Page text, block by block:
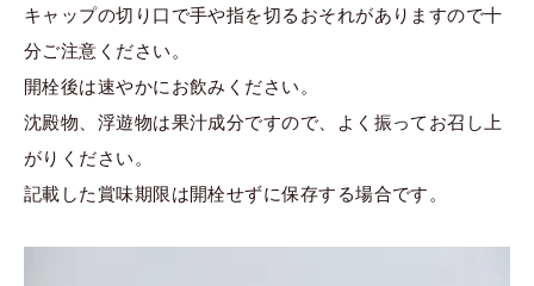
キャップの切り口で手や指を切るおそれがありますので十
分ご注意ください。
開栓後は速やかにお飲みください。
沈殿物、浮遊物は果汁成分ですので、よく振ってお召し上
がりください。
記載した賞味期限は開栓せずに保存する場合です。